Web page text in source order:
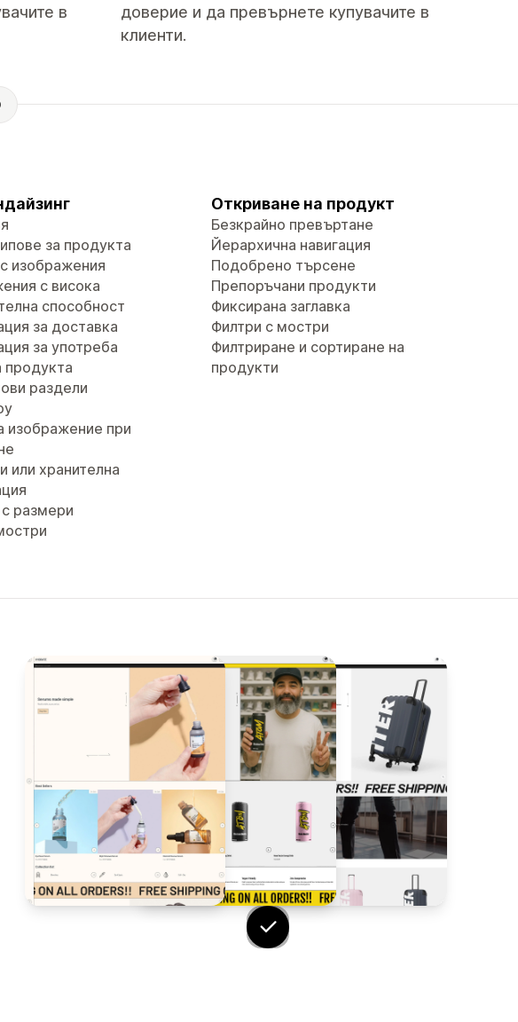
в
доверие и да превърнете купувачите в
клиенти.
за продукта
изображения
с висока
способност
за доставка
за употреба
продукта
раздели
изображение при
или хранителна
размери
Откриване на продукт
Безкрайно превъртане
Йерархична навигация
Подобрено търсене
Препоръчани продукти
Фиксирана заглавка
Филтри с мостри
Филтриране и сортиране на
продукти